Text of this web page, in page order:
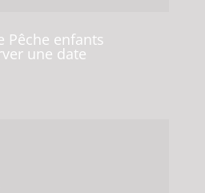
Pêche enfants
une date